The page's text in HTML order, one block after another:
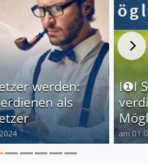
werden:
als
I❶I
am